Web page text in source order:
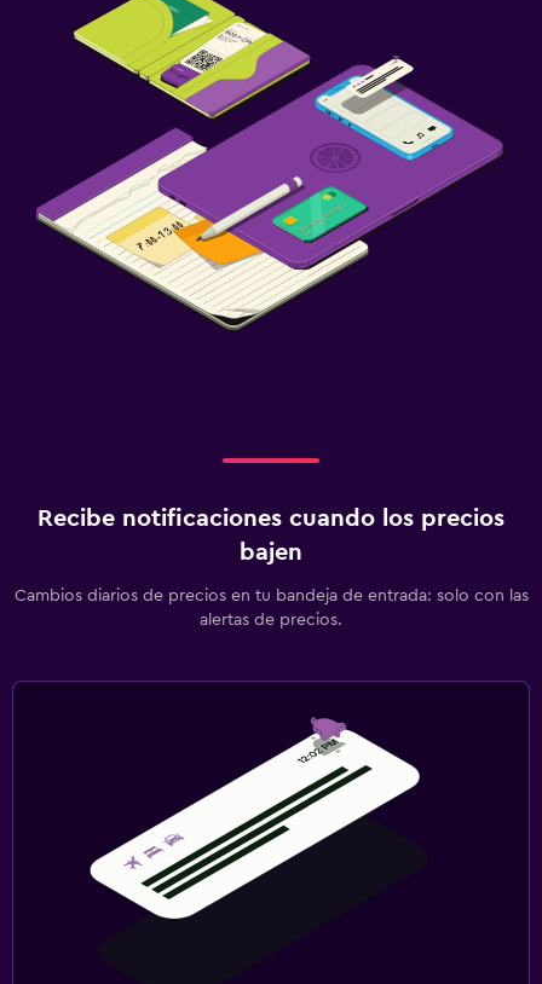
Recibe notificaciones cuando los precios
bajen
Cambios diarios de precios en tu bandeja de entrada: solo con las
alertas de precios.